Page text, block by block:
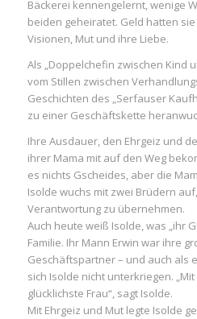
Bäckerei kennengelernt, wenige
beiden geheiratet. Geld hatten
Visionen, Mut und ihre Liebe.
Als „Doppelchefin zwischen Kind
vom Stillen zwischen
Geschichten des „Serfauser
zu einer Geschäftskette
Ihre Ausdauer, den Ehrgeiz und
ihrer Mama mit auf den Weg
es nichts Gscheides, aber die
Isolde wuchs mit zwei Brüdern
Verantwortung zu übernehmen.
Auch heute weiß Isolde, was „ihr
Familie. Ihr Mann Erwin war ihre
Geschäftspartner – und auch als
sich Isolde nicht unterkriegen.
glücklichste Frau“, sagt Isolde.
Mit Ehrgeiz und Mut legte Isolde